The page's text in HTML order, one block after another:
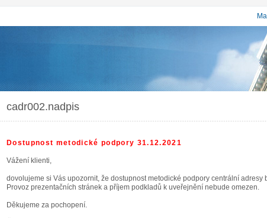
cadr002.nadpis
Dostupnost metodické podpory 31.12.2021
Vážení klienti,
dovolujeme si Vás upozornit, že dostupnost metodické podpory centrální adresy
Provoz prezentačních stránek a příjem podkladů k uveřejnění nebude omezen.
Děkujeme za pochopení.